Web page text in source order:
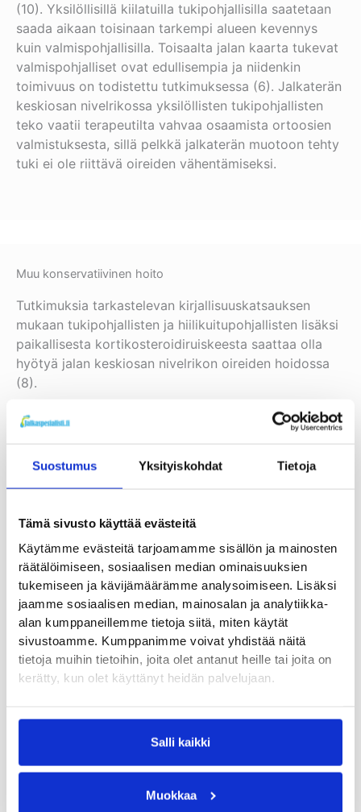
Suostumus Yksityiskohdat Tietoja
Tämä sivusto käyttää evästeitä
Käytämme evästeitä tarjoamamme sisällön ja mainosten
räätälöimiseen, sosiaalisen median ominaisuuksien
tukemiseen ja kävijämäärämme analysoimiseen. Lisäksi
jaamme sosiaalisen median, mainosalan ja analytiikka-
alan kumppaneillemme tietoja siitä, miten käytät
sivustoamme. Kumppanimme voivat yhdistää näitä
tietoja muihin tietoihin, joita olet antanut heille tai joita on
kerätty, kun olet käyttänyt heidän palvelujaan.
Salli kaikki
Muokkaa
(10). Yksilöllisillä kiilatuilla tukipohjallisilla saatetaan
saada aikaan toisinaan tarkempi alueen kevennys
kuin valmispohjallisilla. Toisaalta jalan kaarta tukevat
valmispohjalliset ovat edullisempia ja niidenkin
toimivuus on todistettu tutkimuksessa (6). Jalkaterän
keskiosan nivelrikossa yksilöllisten tukipohjallisten
teko vaatii terapeutilta vahvaa osaamista ortoosien
valmistuksesta, sillä pelkkä jalkaterän muotoon tehty
tuki ei ole riittävä oireiden vähentämiseksi.
Muu konservatiivinen hoito
Tutkimuksia tarkastelevan kirjallisuuskatsauksen
mukaan tukipohjallisten ja hiilikuitupohjallisten lisäksi
paikallisesta kortikosteroidiruiskeesta saattaa olla
hyötyä jalan keskiosan nivelrikon oireiden hoidossa
(8).
Jalkineen valinta kannattaa toteuttaa jalan keskiosan
nivelrikossa tarkkaan. Paras jalkine on useimmiten
sellainen, jossa kävellessä jalka on kivuttomin.
hoitona (5). Teippaus on kuitenkin toteutettava fysio-
tai jalkaterapeutin ohjeistuksen mukaisesti. Se on
myös vain väliaikainen hoitokeino kivuliaimpien
jaksojen ajaksi. Kokenut terapeutti voi leikata
pehmeästä materiaalista myös jalan päällispuolella
käytettävän pehmennyspalan, jotta jalkineen
päällysosan painetta kipukohtaan voidaan vähentää.
Jalkaterän ja koko alaraajan alueen harjoittelua
Harjoittelu tulee suunnitella yksilöllisesti ja siinä
hyödynnetään kliinisessä tutkimuksessa ilmenneitä
löydöksiä, kuten yksilön tapaa käyttää alaraajaansa.
Australiassa toteutetun tutkimuksen mukaan 34%